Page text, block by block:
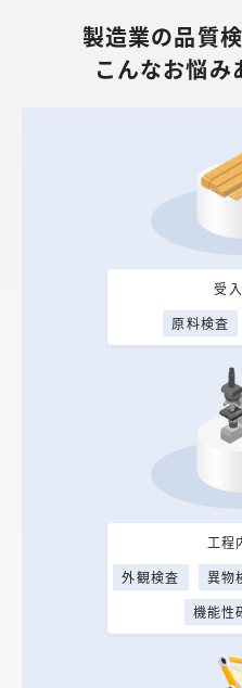
製造業の品質
こんなお悩み
受
原料検査
工程
外観検査
異物
機能性